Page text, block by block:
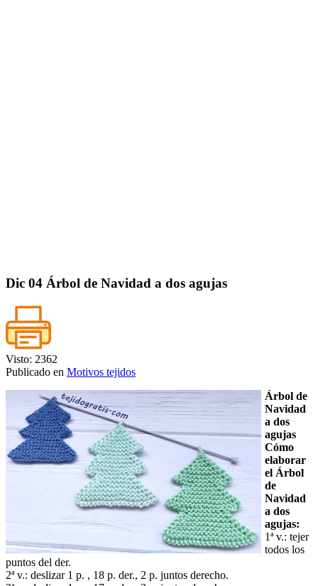
Dic 04 Árbol de Navidad a dos agujas
Visto: 2362
Publicado en Motivos tejidos
Árbol de
Navidad
a dos
agujas
Cómo
elaborar
el Árbol
de
Navidad
a dos
agujas:
1ª v.: tejer
todos los
puntos del der.
2ª v.: deslizar 1 p. , 18 p. der., 2 p. juntos derecho.